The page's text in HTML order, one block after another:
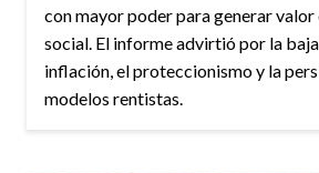
con mayor poder para generar
social. El informe advirtió por la
inflación, el proteccionismo y la
modelos rentistas.